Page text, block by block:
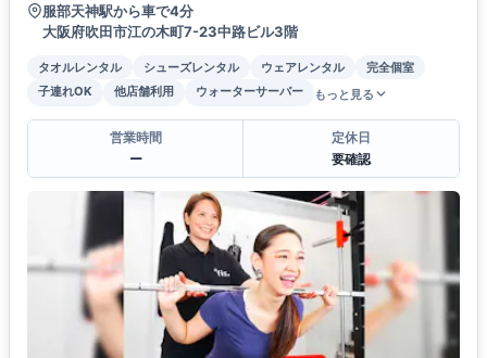
服部天神駅から車で4分
大阪府吹田市江の木町7-23中路ビル3階
タオルレンタル シューズレンタル ウェアレンタル
完全個室
子連れOK
他店舗利用 ウォーターサーバー もっと見る
営業時間
ー
定休日
要確認